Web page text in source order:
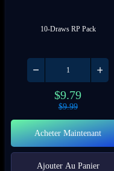
10-Draws RP Pack
$9.79
$9.99
Acheter Maintenant
Ajouter Au Panier